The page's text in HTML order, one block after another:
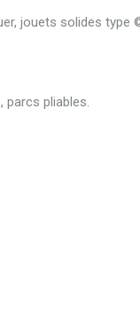
jouets solides type
parcs pliables.